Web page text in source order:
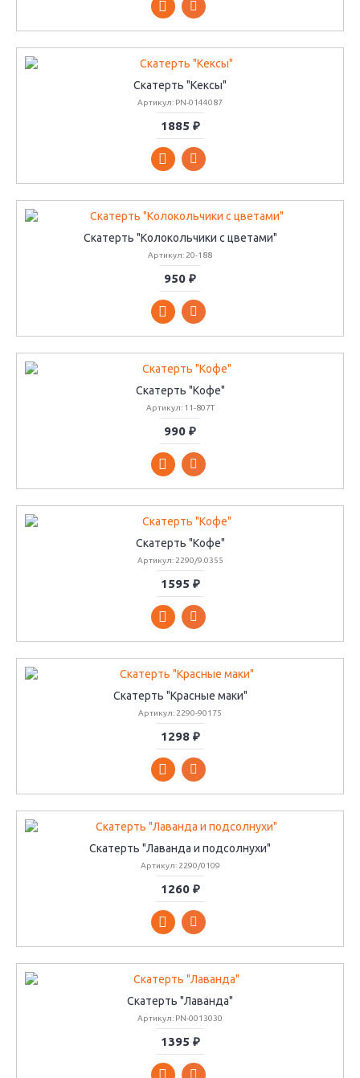
Скатерть "Кексы"
Артикул: PN-0144087
1885 ₽
Скатерть "Колокольчики с цветами"
Артикул: 20-188
950 ₽
Скатерть "Кофе"
Артикул: 11-807T
990 ₽
Скатерть "Кофе"
Артикул: 2290/9.0355
1595 ₽
Скатерть "Красные маки"
Артикул: 2290-90175
1298 ₽
Скатерть "Лаванда и подсолнухи"
Артикул: 2290/0109
1260 ₽
Скатерть "Лаванда"
Артикул: PN-0013030
1395 ₽